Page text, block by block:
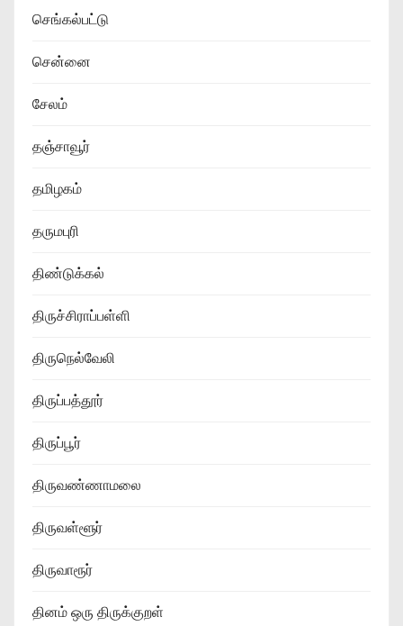
செங்கல்பட்டு
சென்னை
சேலம்
தஞ்சாவூர்
தமிழகம்
தருமபுரி
திண்டுக்கல்
திருச்சிராப்பள்ளி
திருநெல்வேலி
திருப்பத்தூர்
திருப்பூர்
திருவண்ணாமலை
திருவள்ளூர்
திருவாரூர்
தினம் ஒரு திருக்குறள்